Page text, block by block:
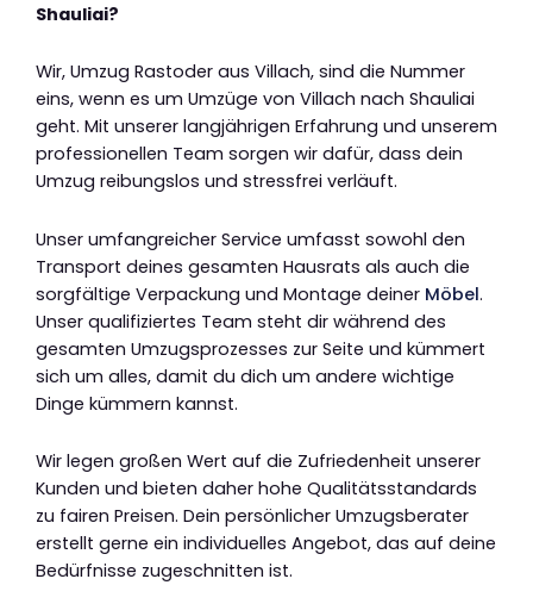
Shauliai?
Wir, Umzug Rastoder aus Villach, sind die Nummer
eins, wenn es um Umzüge von Villach nach Shauliai
geht. Mit unserer langjährigen Erfahrung und unserem
professionellen Team sorgen wir dafür, dass dein
Umzug reibungslos und stressfrei verläuft.
Unser umfangreicher Service umfasst sowohl den
Transport deines gesamten Hausrats als auch die
sorgfältige Verpackung und Montage deiner Möbel.
Unser qualifiziertes Team steht dir während des
gesamten Umzugsprozesses zur Seite und kümmert
sich um alles, damit du dich um andere wichtige
Dinge kümmern kannst.
Wir legen großen Wert auf die Zufriedenheit unserer
Kunden und bieten daher hohe Qualitätsstandards
zu fairen Preisen. Dein persönlicher Umzugsberater
erstellt gerne ein individuelles Angebot, das auf deine
Bedürfnisse zugeschnitten ist.